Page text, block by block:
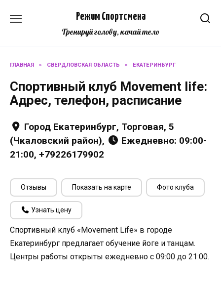
Режим Спортсмена
Тренируй голову, качай тело
ГЛАВНАЯ » СВЕРДЛОВСКАЯ ОБЛАСТЬ » ЕКАТЕРИНБУРГ
Спортивный клуб Movement life:
Адрес, телефон, расписание
Город Екатеринбург, Торговая, 5
(Чкаловский район),
Ежедневно: 09:00-
21:00, +79226179902
Отзывы Показать на карте Фото клуба
Узнать цену
Спортивный клуб «Movement Life» в городе
Екатеринбург предлагает обучение йоге и танцам.
Центры работы открыты ежедневно с 09:00 до 21:00.